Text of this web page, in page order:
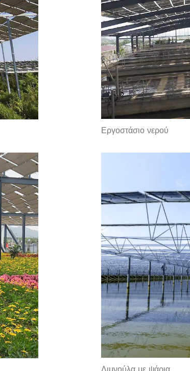
Εργοστάσιο νερού